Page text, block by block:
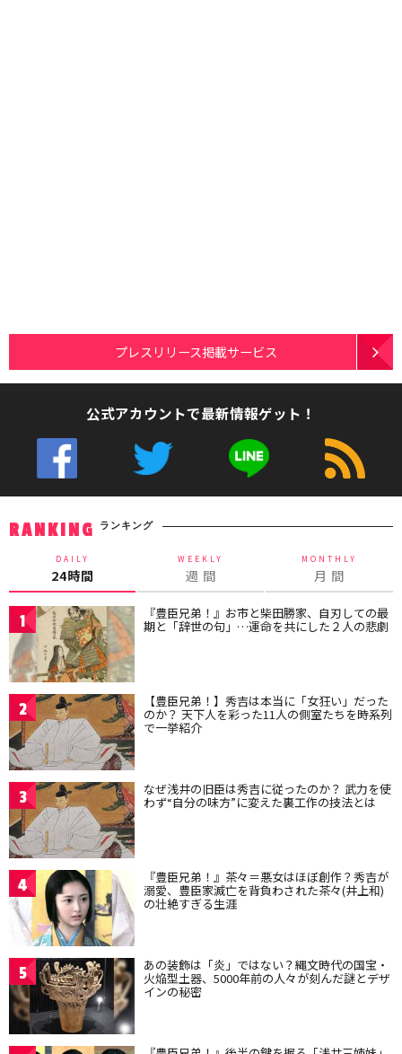
プレスリリース掲載サービス
公式アカウントで最新情報ゲット！
RANKING ランキング
DAILY
24時間
WEEKLY
週 間
MONTHLY
月 間
1 『豊臣兄弟！』お市と柴田勝家、自刃しての最
期と「辞世の句」…運命を共にした２人の悲劇
2 【豊臣兄弟！】秀吉は本当に「女狂い」だった
のか？ 天下人を彩った11人の側室たちを時系列
で一挙紹介
3 なぜ浅井の旧臣は秀吉に従ったのか？ 武力を使
わず“自分の味方”に変えた裏工作の技法とは
4 『豊臣兄弟！』茶々＝悪女はほぼ創作？秀吉が
溺愛、豊臣家滅亡を背負わされた茶々(井上和)
の壮絶すぎる生涯
5 あの装飾は「炎」ではない？縄文時代の国宝・
火焔型土器、5000年前の人々が刻んだ謎とデザ
インの秘密